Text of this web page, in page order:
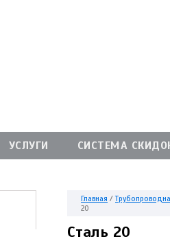
УСЛУГИ СИСТЕМА
Главная /
20
Сталь 20